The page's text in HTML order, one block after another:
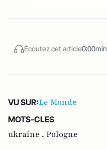
Écoutez cet article0:00min
VU SUR:Le Monde
MOTS-CLES
ukraine , Pologne